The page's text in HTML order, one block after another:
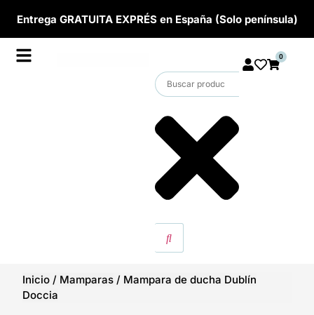
Entrega GRATUITA EXPRÉS en España (Solo península)
0
Inicio / Mamparas / Mampara de ducha Dublín
Doccia